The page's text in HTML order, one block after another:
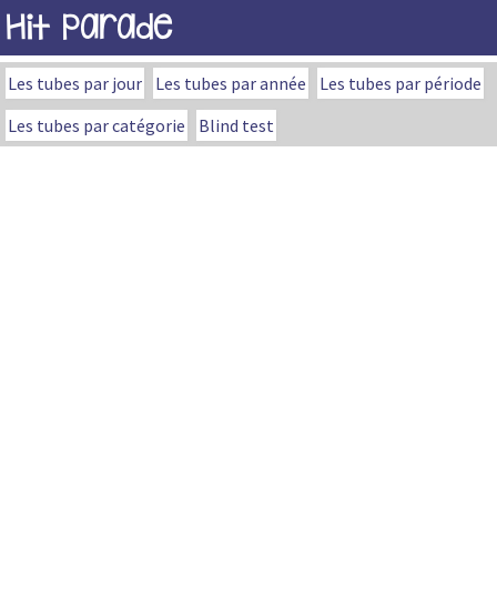
Hit Parade
Les tubes par jour Les tubes par année
Les tubes par période
Les tubes par catégorie
Blind test